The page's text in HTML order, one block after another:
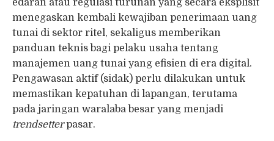
edaran atau regulasi turunan yang secara eksplisit
menegaskan kembali kewajiban penerimaan uang
tunai di sektor ritel, sekaligus memberikan
panduan teknis bagi pelaku usaha tentang
manajemen uang tunai yang efisien di era digital.
Pengawasan aktif (sidak) perlu dilakukan untuk
memastikan kepatuhan di lapangan, terutama
pada jaringan waralaba besar yang menjadi
trendsetterpasar.